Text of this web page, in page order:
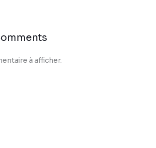
à afficher.